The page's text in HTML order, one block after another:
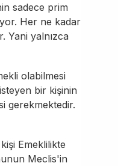
sadece prim
Her ne kadar
Yani yalnızca
olabilmesi
bir kişinin
gerekmektedir.
Emeklilikte
Meclis'in